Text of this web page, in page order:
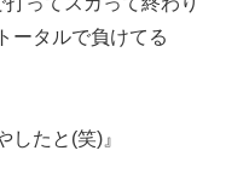
ータルで負けてる
たと(笑)』